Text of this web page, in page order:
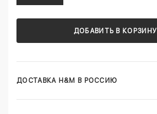
ДОБАВИТЬ В КОРЗИНУ
ДОСТАВКА H&M В РОССИЮ